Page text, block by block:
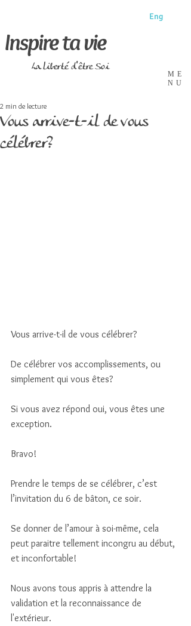
Inspire ta vie
La liberté d'être Soi
ME
NU
Eng
Vous arrive-t-il de vous
célébrer?
2 min de lecture
Vous arrive-t-il de vous célébrer?
De célébrer vos accomplissements, ou
simplement qui vous êtes?
Si vous avez répond oui, vous êtes une
exception.
Bravo!
Prendre le temps de se célébrer, c’est
l’invitation du 6 de bâton, ce soir.
Se donner de l’amour à soi-même, cela
peut paraitre tellement incongru au début,
et inconfortable!
Nous avons tous appris à attendre la
validation et la reconnaissance de
l'extérieur.